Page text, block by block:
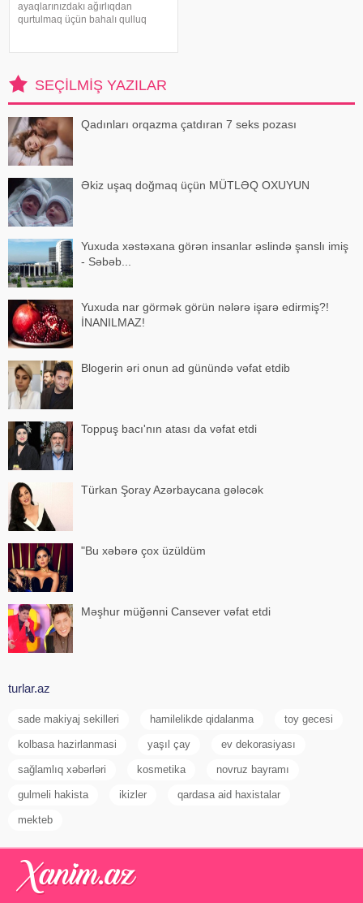
ayaqlarınızdakı ağırlıqdan
qurtulmaq üçün bahalı qulluq
SEÇILMIŞ YAZILAR
Qadınları orqazma çatdıran 7 seks pozası
Əkiz uşaq doğmaq üçün MÜTLƏQ OXUYUN
Yuxuda xəstəxana görən insanlar əslində şanslı imiş
- Səbəb...
Yuxuda nar görmək görün nələrə işarə edirmiş?!
İNANILMAZ!
Blogerin əri onun ad günündə vəfat etdib
Toppuş bacı'nın atası da vəfat etdi
Türkan Şoray Azərbaycana gələcək
"Bu xəbərə çox üzüldüm
Məşhur müğənni Cansever vəfat etdi
turlar.az
sade makiyaj sekilleri hamilelikde qidalanma toy gecesi
kolbasa hazirlanmasi yaşıl çay ev dekorasiyası
sağlamlıq xəbərləri kosmetika novruz bayramı
gulmeli hakista ikizler qardasa aid haxistalar
mekteb